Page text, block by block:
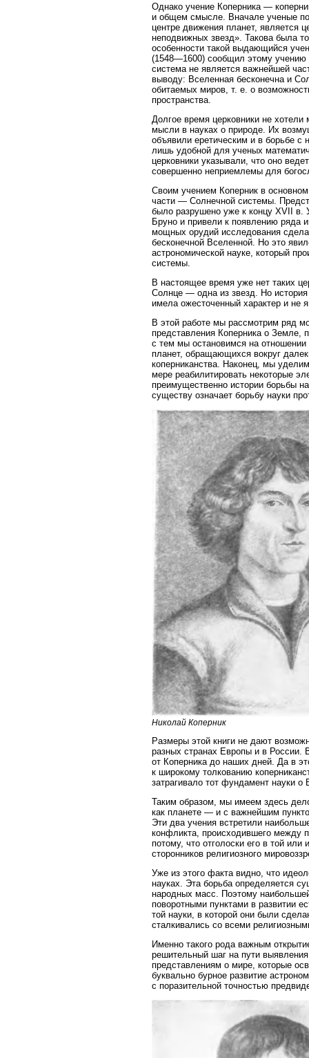
Однако учение Коперника —
и общем смысле. Вначале ученые
центре движения планет, является
неподвижных звезд». Такова была
особенности такой выдающийся
(1548—1600) сообщил этому учению
система не является важнейшей
выводу: Вселенная бесконечна и
обитаемых миров, т. е. о
пространства.
Долгое время церковники не хотели
мысли в науках о природе. Их
объявили еретическим и в борьбе с
лишь удобной для ученых
церковники указывали, что оно
совершенно неприемлемы для
Своим учением Коперник в
части — Солнечной системы.
было разрушено уже к концу XVII в.
Бруно и привели к появлению ряда
мощных орудий исследования
бесконечной Вселенной. Но это
астрономической науке, который
системы.
В настоящее время уже нет таких
Солнце — одна из звезд. Но
имела ожесточенный характер и не
В этой работе мы рассмотрим ряд
представления Коперника о Земле,
с тем мы остановимся на отношении
планет, обращающихся вокруг
коперниканства. Наконец, мы
мере реабилитировать некоторые
преимущественно истории борьбы
существу означает борьбу науки
Николай Коперник
Размеры этой книги не дают
разных странах Европы и в России.
от Коперника до наших дней. Да в
к широкому толкованию
затрагивало тот фундамент науки
Таким образом, мы имеем здесь
как планете — и с важнейшим
Эти два учения встретили
конфликта, происходившего между
потому, что отголоски его в той
сторонников религиозного
Уже из этого факта видно, что
науках. Эта борьба определяется
народных масс. Поэтому
поворотными пунктами в развитии
той науки, в которой они были
сталкивались со всеми
Именно такого рода важным
решительный шаг на пути
представлениям о мире, которые
буквально бурное развитие
с поразительной точностью